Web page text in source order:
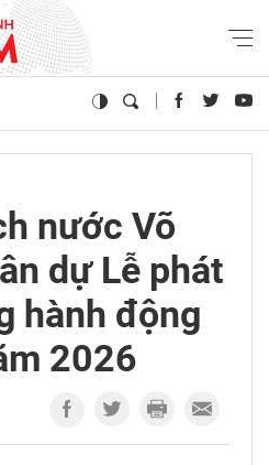
nước Võ
dự Lễ phát
hành động
2026​